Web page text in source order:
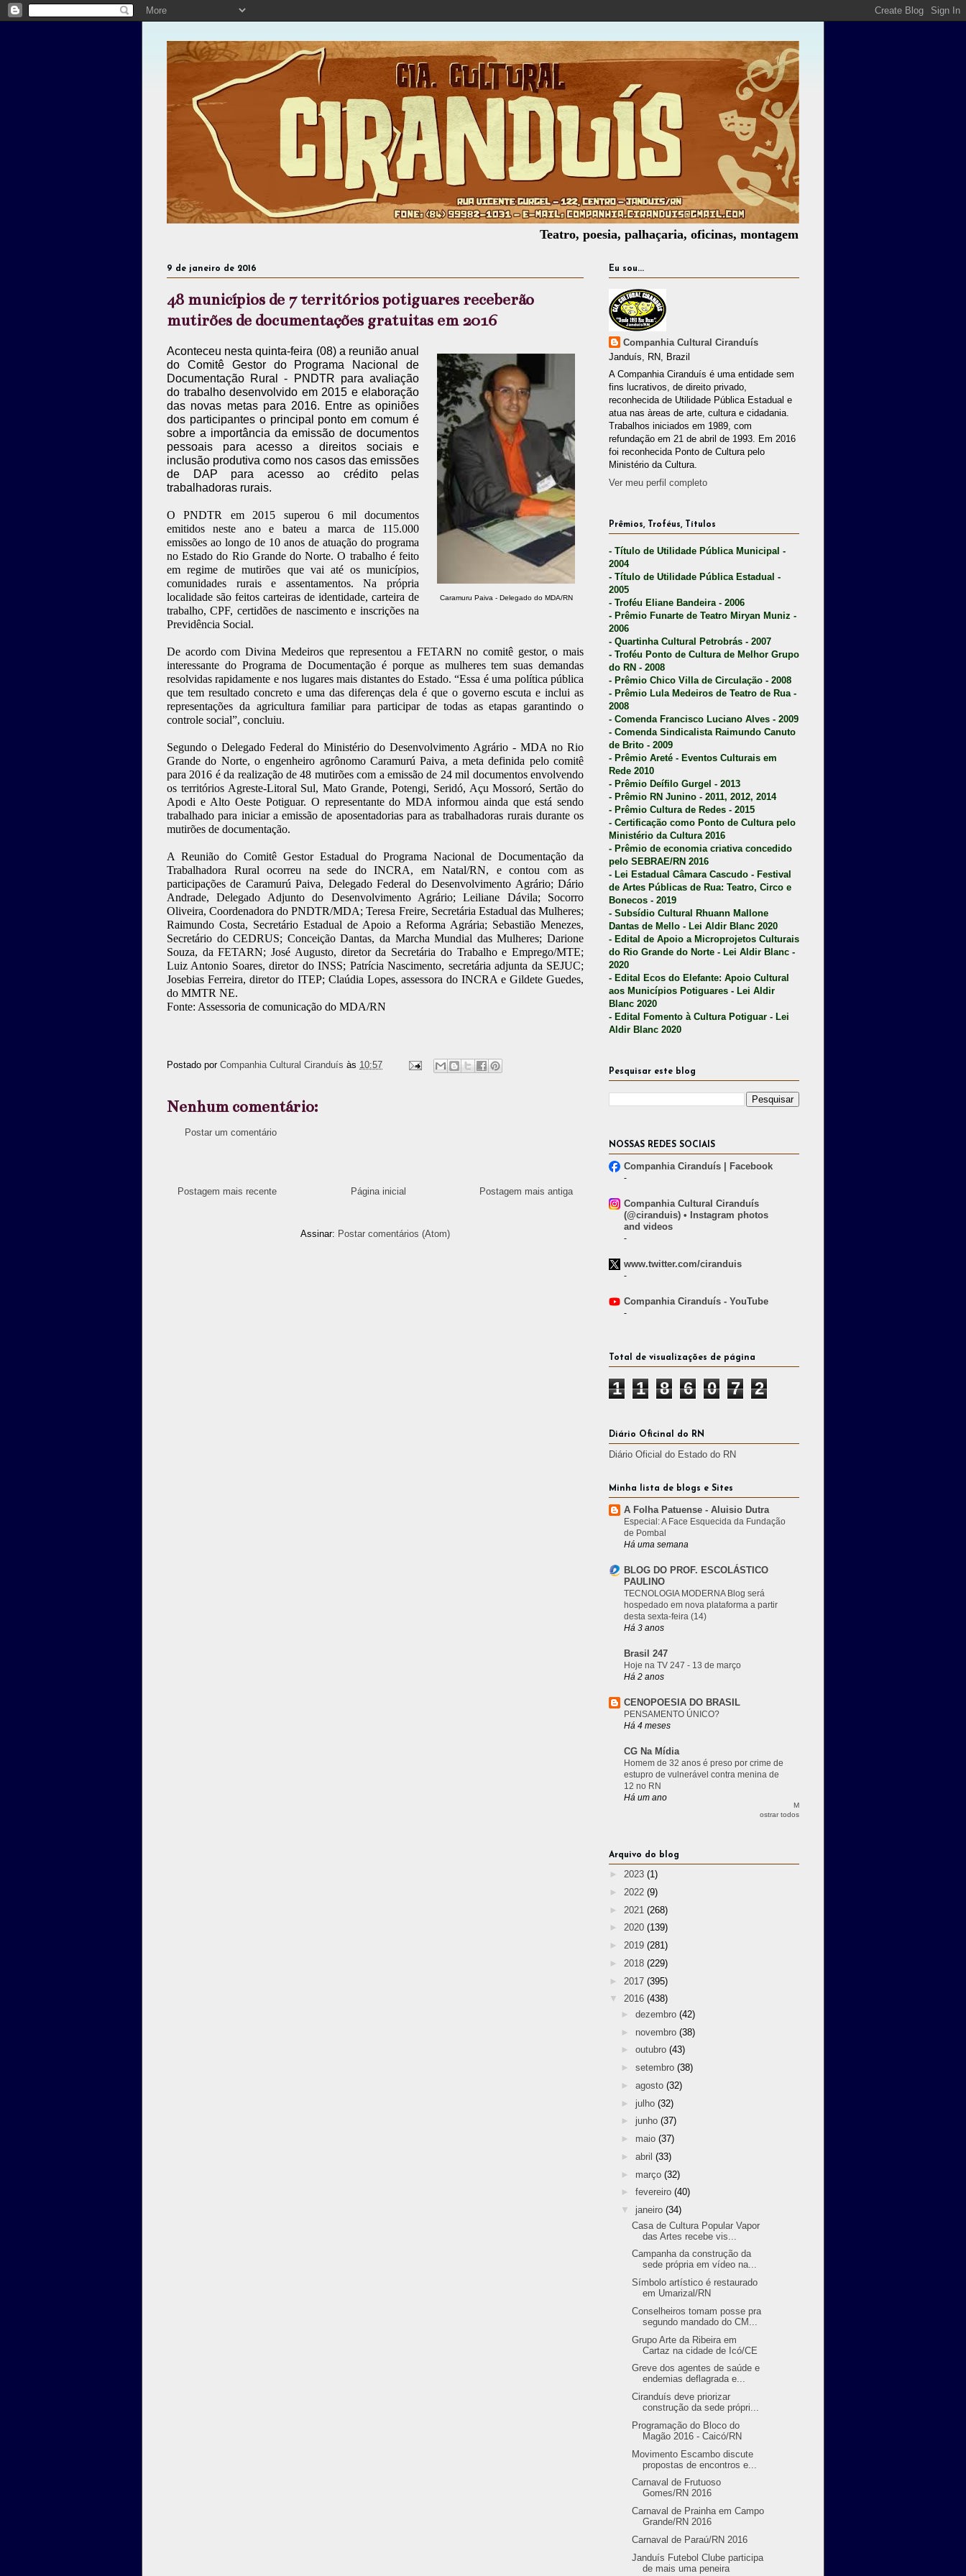
Teatro, poesia, palhaçaria, oficinas, montagem de espetáculos, assessoria cultural,
9 de janeiro de 2016
48 municípios de 7 territórios potiguares receberão
mutirões de documentações gratuitas em 2016
Caramuru Paiva - Delegado do MDA/RN
Aconteceu nesta quinta-feira (08) a reunião anual
do Comitê Gestor do Programa Nacional de
Documentação Rural - PNDTR para avaliação
do trabalho desenvolvido em 2015 e elaboração
das novas metas para 2016. Entre as opiniões
dos participantes o principal ponto em comum é
sobre a importância da emissão de documentos
pessoais para acesso a direitos sociais e
inclusão produtiva como nos casos das emissões
de DAP para acesso ao crédito pelas
trabalhadoras rurais.
O PNDTR em 2015 superou 6 mil documentos
emitidos neste ano e bateu a marca de 115.000
emissões ao longo de 10 anos de atuação do programa
no Estado do Rio Grande do Norte. O trabalho é feito
em regime de mutirões que vai até os municípios,
comunidades rurais e assentamentos. Na própria
localidade são feitos carteiras de identidade, carteira de
trabalho, CPF, certidões de nascimento e inscrições na
Previdência Social.
De acordo com Divina Medeiros que representou a FETARN no comitê gestor, o mais
interessante do Programa de Documentação é porque as mulheres tem suas demandas
resolvidas rapidamente e nos lugares mais distantes do Estado. “Essa é uma política pública
que tem resultado concreto e uma das diferenças dela é que o governo escuta e inclui as
representações da agricultura familiar para participar de todas as etapas garantindo o
controle social”, concluiu.
Segundo o Delegado Federal do Ministério do Desenvolvimento Agrário - MDA no Rio
Grande do Norte, o engenheiro agrônomo Caramurú Paiva, a meta definida pelo comitê
para 2016 é da realização de 48 mutirões com a emissão de 24 mil documentos envolvendo
os territórios Agreste-Litoral Sul, Mato Grande, Potengi, Seridó, Açu Mossoró, Sertão do
Apodi e Alto Oeste Potiguar. O representante do MDA informou ainda que está sendo
trabalhado para iniciar a emissão de aposentadorias para as trabalhadoras rurais durante os
mutirões de documentação.
A Reunião do Comitê Gestor Estadual do Programa Nacional de Documentação da
Trabalhadora Rural ocorreu na sede do INCRA, em Natal/RN, e contou com as
participações de Caramurú Paiva, Delegado Federal do Desenvolvimento Agrário; Dário
Andrade, Delegado Adjunto do Desenvolvimento Agrário; Leiliane Dávila; Socorro
Oliveira, Coordenadora do PNDTR/MDA; Teresa Freire, Secretária Estadual das Mulheres;
Raimundo Costa, Secretário Estadual de Apoio a Reforma Agrária; Sebastião Menezes,
Secretário do CEDRUS; Conceição Dantas, da Marcha Mundial das Mulheres; Darione
Souza, da FETARN; José Augusto, diretor da Secretária do Trabalho e Emprego/MTE;
Luiz Antonio Soares, diretor do INSS; Patrícia Nascimento, secretária adjunta da SEJUC;
Josebias Ferreira, diretor do ITEP; Claúdia Lopes, assessora do INCRA e Gildete Guedes,
do MMTR NE.
Fonte: Assessoria de comunicação do MDA/RN
Postado por Companhia Cultural Ciranduís às 10:57
Nenhum comentário:
Postar um comentário
Postagem mais recente Postagem mais antiga
Página inicial
Assinar: Postar comentários (Atom)
Eu sou...
Companhia Cultural Ciranduís
Janduís, RN, Brazil
A Companhia Ciranduís é uma entidade sem
fins lucrativos, de direito privado,
reconhecida de Utilidade Pública Estadual e
atua nas àreas de arte, cultura e cidadania.
Trabalhos iniciados em 1989, com
refundação em 21 de abril de 1993. Em 2016
foi reconhecida Ponto de Cultura pelo
Ministério da Cultura.
Ver meu perfil completo
Prêmios, Troféus, Títulos
- Título de Utilidade Pública Municipal -
2004
- Título de Utilidade Pública Estadual -
2005
- Troféu Eliane Bandeira - 2006
- Prêmio Funarte de Teatro Miryan Muniz -
2006
- Quartinha Cultural Petrobrás - 2007
- Troféu Ponto de Cultura de Melhor Grupo
do RN - 2008
- Prêmio Chico Villa de Circulação - 2008
- Prêmio Lula Medeiros de Teatro de Rua -
2008
- Comenda Francisco Luciano Alves - 2009
- Comenda Sindicalista Raimundo Canuto
de Brito - 2009
- Prêmio Areté - Eventos Culturais em
Rede 2010
- Prêmio Deífilo Gurgel - 2013
- Prêmio RN Junino - 2011, 2012, 2014
- Prêmio Cultura de Redes - 2015
- Certificação como Ponto de Cultura pelo
Ministério da Cultura 2016
- Prêmio de economia criativa concedido
pelo SEBRAE/RN 2016
- Lei Estadual Câmara Cascudo - Festival
de Artes Públicas de Rua: Teatro, Circo e
Bonecos - 2019
- Subsídio Cultural Rhuann Mallone
Dantas de Mello - Lei Aldir Blanc 2020
- Edital de Apoio a Microprojetos Culturais
do Rio Grande do Norte - Lei Aldir Blanc -
2020
- Edital Ecos do Elefante: Apoio Cultural
aos Municípios Potiguares - Lei Aldir
Blanc 2020
- Edital Fomento à Cultura Potiguar - Lei
Aldir Blanc 2020
Pesquisar este blog
NOSSAS REDES SOCIAIS
Companhia Ciranduís | Facebook
-
Companhia Cultural Ciranduís
(@ciranduis) • Instagram photos
and videos
-
www.twitter.com/ciranduis
-
Companhia Ciranduís - YouTube
-
Total de visualizações de página
1 1 8 6 0 7 2
Diário Oficinal do RN
Diário Oficial do Estado do RN
Minha lista de blogs e Sites
A Folha Patuense - Aluisio Dutra
Especial: A Face Esquecida da Fundação
de Pombal
Há uma semana
BLOG DO PROF. ESCOLÁSTICO
PAULINO
TECNOLOGIA MODERNA Blog será
hospedado em nova plataforma a partir
desta sexta-feira (14)
Há 3 anos
Brasil 247
Hoje na TV 247 - 13 de março
Há 2 anos
CENOPOESIA DO BRASIL
PENSAMENTO ÚNICO?
Há 4 meses
CG Na Mídia
Homem de 32 anos é preso por crime de
estupro de vulnerável contra menina de
12 no RN
Há um ano
M
ostrar todos
Arquivo do blog
► 2023 (1)
► 2022 (9)
► 2021 (268)
► 2020 (139)
► 2019 (281)
► 2018 (229)
► 2017 (395)
▼ 2016 (438)
► dezembro (42)
► novembro (38)
► outubro (43)
► setembro (38)
► agosto (32)
► julho (32)
► junho (37)
► maio (37)
► abril (33)
► março (32)
► fevereiro (40)
▼ janeiro (34)
Casa de Cultura Popular Vapor
das Artes recebe vis...
Campanha da construção da
sede própria em vídeo na...
Símbolo artístico é restaurado
em Umarizal/RN
Conselheiros tomam posse pra
segundo mandado do CM...
Grupo Arte da Ribeira em
Cartaz na cidade de Icó/CE
Greve dos agentes de saúde e
endemias deflagrada e...
Ciranduís deve priorizar
construção da sede própri...
Programação do Bloco do
Magão 2016 - Caicó/RN
Movimento Escambo discute
propostas de encontros e...
Carnaval de Frutuoso
Gomes/RN 2016
Carnaval de Prainha em Campo
Grande/RN 2016
Carnaval de Paraú/RN 2016
Janduís Futebol Clube participa
de mais uma peneira